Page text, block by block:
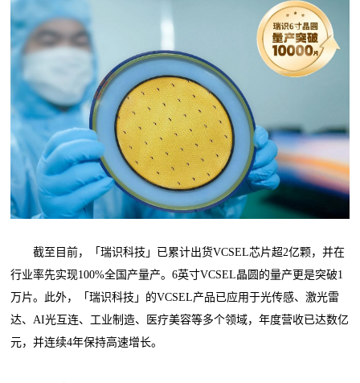
截至目前，「瑞识科技」已累计出货VCSEL芯片超2亿颗，并在
行业率先实现100%全国产量产。6英寸VCSEL晶圆的量产更是突破1
万片。此外，「瑞识科技」的VCSEL产品已应用于光传感、激光雷
达、AI光互连、工业制造、医疗美容等多个领域，年度营收已达数亿
元，并连续4年保持高速增长。